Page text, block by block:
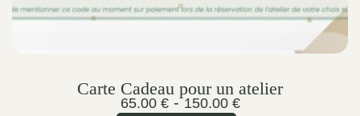
Carte Cadeau pour un atelier
65.00 €-150.00 €